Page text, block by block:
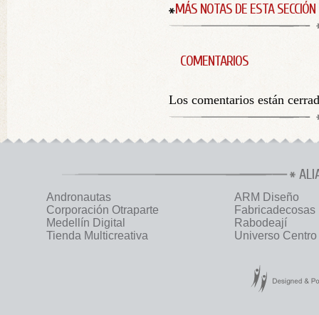
MÁS NOTAS DE ESTA SECCIÓN
COMENTARIOS
Los comentarios están
Andronautas
ARM Diseño
Corporación Otraparte
Fabricadecosas
Medellín Digital
Rabodeají
Tienda Multicreativa
Universo Centro